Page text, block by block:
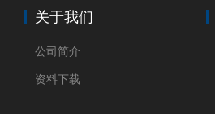
关于我们
公司简介
资料下载